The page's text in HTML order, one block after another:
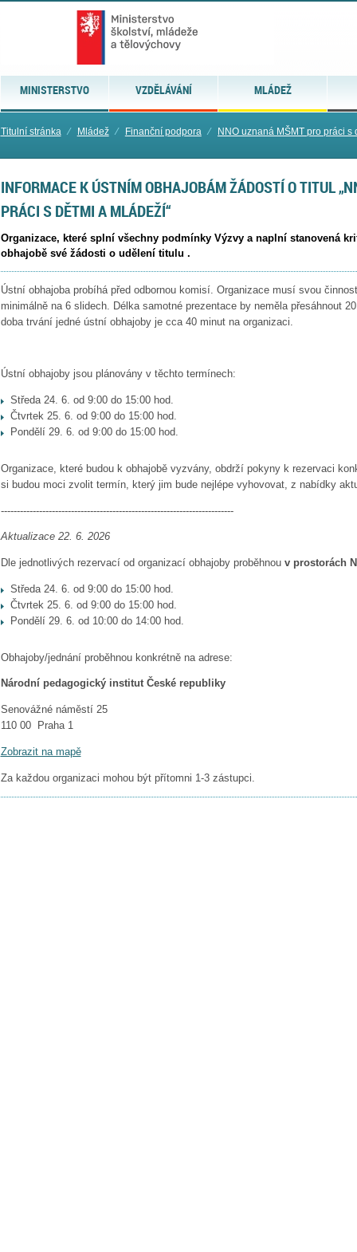
MINISTERSTVO VZDĚLÁVÁNÍ MLÁDEŽ
Titulní stránka ⁄ Mládež ⁄ Finanční podpora ⁄ NNO uznaná MŠMT pro práci s
INFORMACE K ÚSTNÍM OBHAJOBÁM ŽÁDOSTÍ O TITUL
PRÁCI S DĚTMI A MLÁDEŽÍ“
Organizace, které splní všechny podmínky Výzvy a naplní stanovená
obhajobě své žádosti o udělení titulu .
Ústní obhajoba probíhá před odbornou komisí. Organizace musí svou
minimálně na 6 slidech. Délka samotné prezentace by neměla přesáhnout
doba trvání jedné ústní obhajoby je cca 40 minut na organizaci.
Ústní obhajoby jsou plánovány v těchto termínech:
Středa 24. 6. od 9:00 do 15:00 hod.
Čtvrtek 25. 6. od 9:00 do 15:00 hod.
Pondělí 29. 6. od 9:00 do 15:00 hod.
Organizace, které budou k obhajobě vyzvány, obdrží pokyny k rezervaci
si budou moci zvolit termín, který jim bude nejlépe vyhovovat, z nabídky
-------------------------------------------------------------------------
Aktualizace 22. 6. 2026
Dle jednotlivých rezervací od organizací obhajoby proběhnou v prostorách
Středa 24. 6. od 9:00 do 15:00 hod.
Čtvrtek 25. 6. od 9:00 do 15:00 hod.
Pondělí 29. 6. od 10:00 do 14:00 hod.
Obhajoby/jednání proběhnou konkrétně na adrese:
Národní pedagogický institut České republiky
Senovážné náměstí 25
110 00 Praha 1
Zobrazit na mapě
Za každou organizaci mohou být přítomni 1-3 zástupci.